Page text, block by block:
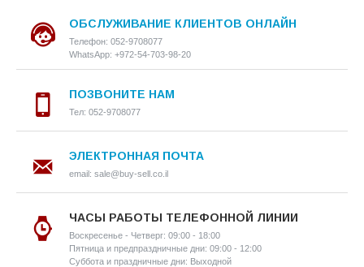
ОБСЛУЖИВАНИЕ КЛИЕНТОВ ОНЛАЙН
Телефон: 052-9708077
WhatsApp: +972-54-703-98-20
ПОЗВОНИТЕ НАМ
Тел: 052-9708077
ЭЛЕКТРОННАЯ ПОЧТА
email: sale@buy-sell.co.il
ЧАСЫ РАБОТЫ ТЕЛЕФОННОЙ ЛИНИИ
Воскресенье - Четверг: 09:00 - 18:00
Пятница и предпраздничные дни: 09:00 - 12:00
Суббота и праздничные дни: Выходной